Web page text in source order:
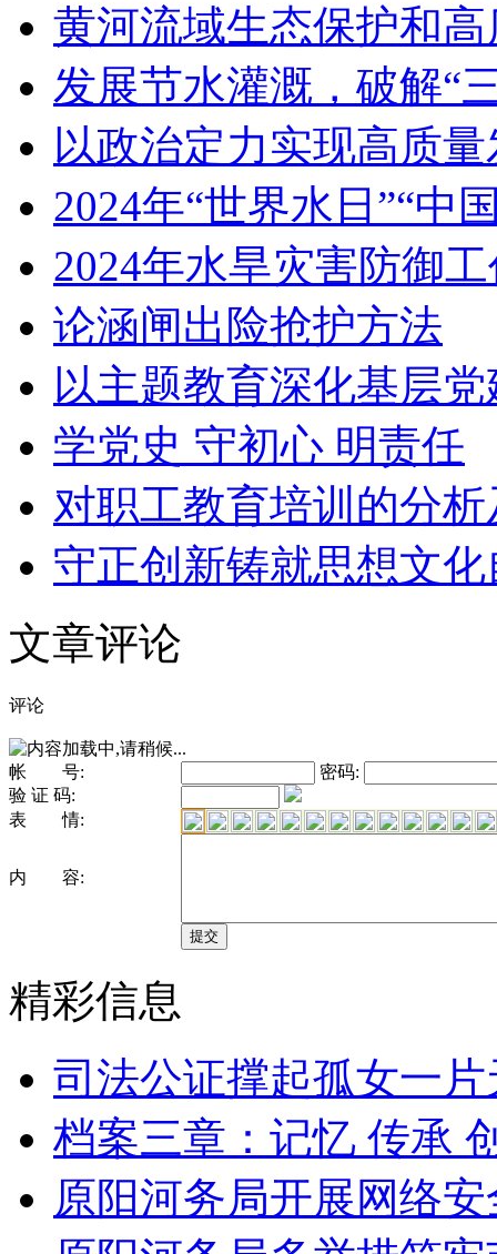
黄河流域生态保护和
发展节水灌溉，破解“
以政治定力实现高质
2024年“世界水日”“中
2024年水旱灾害防御
论涵闸出险抢护方法
以主题教育深化基层
学党史 守初心 明责任
对职工教育培训的分
守正创新铸就思想文化
文章评论
评论
帐 号:
密码:
验 证 码:
表 情:
内 容:
精彩信息
司法公证撑起孤女一片
档案三章：记忆 传承
原阳河务局开展网络